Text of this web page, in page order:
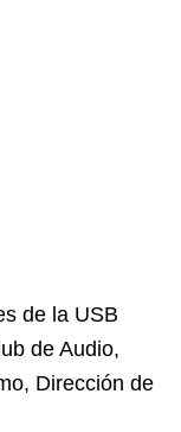
de la USB
de Audio,
Dirección de